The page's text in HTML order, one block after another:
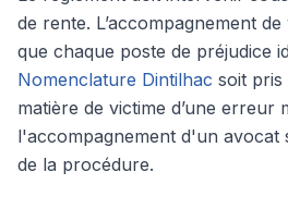
de rente. L’accompagnement
que chaque poste de préjudice
Nomenclature Dintilhac soit pris
matière de victime d’une erreur
l'accompagnement d'un avocat
de la procédure.